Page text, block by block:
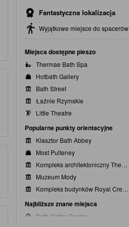
Fantastyczna lokalizacja
Wyjątkowe miejsce do spacerów
Miejsca dostępne pieszo
Thermae Bath Spa
Hotbath Gallery
Bath Street
Łaźnie Rzymskie
Little Theatre
Popularne punkty orientacyjne
Klasztor Bath Abbey
Most Pulteney
Kompleks architektoniczny The Circus
Muzeum Mody
Kompleks budynków Royal Crescent
Najbliższe znane miejsca
Bath Visitor Centre